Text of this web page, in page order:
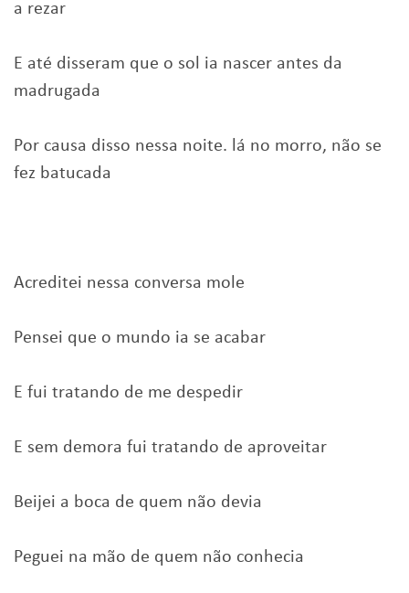
a rezar
E até disseram que o sol ia nascer antes da
madrugada
Por causa disso nessa noite. lá no morro, não se
fez batucada
Acreditei nessa conversa mole
Pensei que o mundo ia se acabar
E fui tratando de me despedir
E sem demora fui tratando de aproveitar
Beijei a boca de quem não devia
Peguei na mão de quem não conhecia